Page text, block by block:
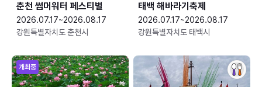
춘천 썸머워터 페스티벌
2026.07.17~2026.08.17
강원특별자치도 춘천시
태백 해바라기축제
2026.07.17~2026.08.17
강원특별자치도 태백시
개최중